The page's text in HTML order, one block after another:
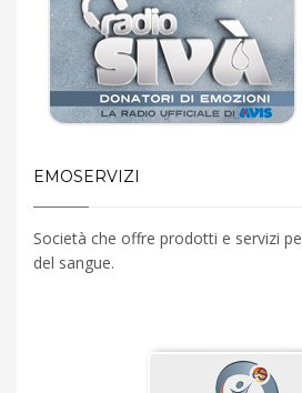
EMOSERVIZI
Società che offre prodotti e servizi
del sangue.